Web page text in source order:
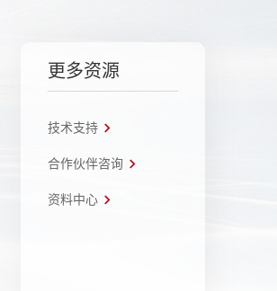
更多资源
技术支持
合作伙伴咨询
资料中心